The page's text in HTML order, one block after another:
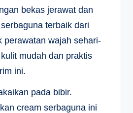
bekas jerawat dan
terbaik dari
perawatan wajah sehari-
mudah dan praktis
ini.
pada bibir.
cream serbaguna ini